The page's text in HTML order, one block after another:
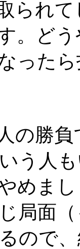
られ
。ど
った
の勝
う人
めま
局面
ので